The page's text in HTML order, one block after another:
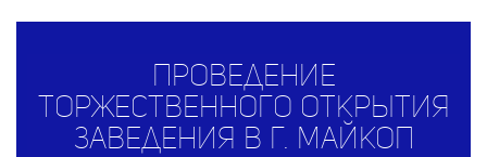
Проведение
торжественного открытия
заведения в г. Майкоп